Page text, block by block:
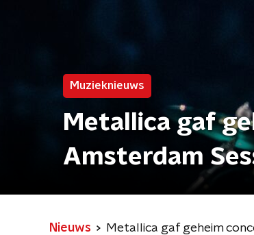
Muzieknieuws
Metallica gaf
Amsterdam
Nieuws Metallica gaf geheim